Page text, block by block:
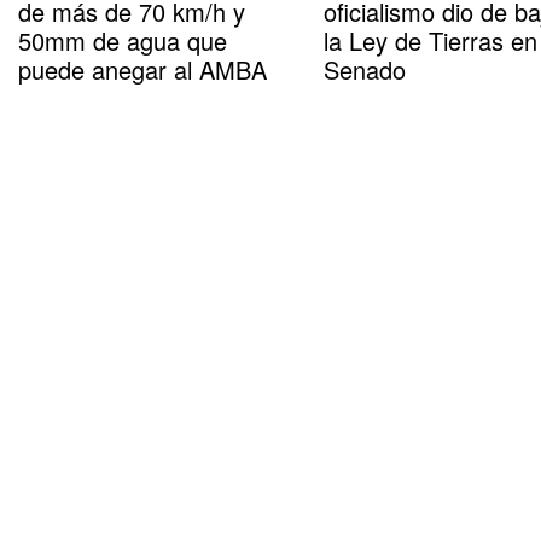
de más de 70 km/h y
50mm de agua que
puede anegar al AMBA
oficialismo dio de
la Ley de Tierras
Senado